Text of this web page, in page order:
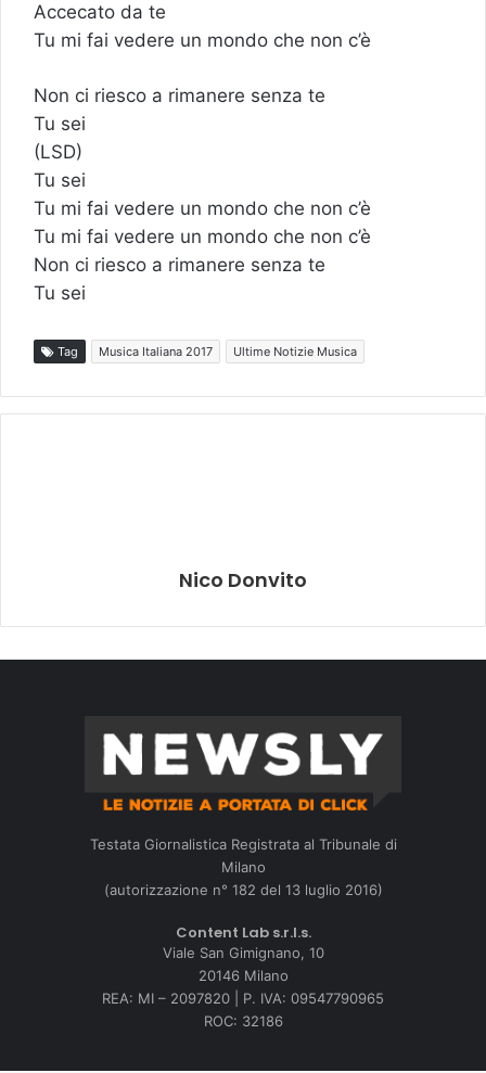
Accecato da te
Tu mi fai vedere un mondo che non c’è
Non ci riesco a rimanere senza te
Tu sei
(LSD)
Tu sei
Tu mi fai vedere un mondo che non c’è
Tu mi fai vedere un mondo che non c’è
Non ci riesco a rimanere senza te
Tu sei
Tag Musica Italiana 2017 Ultime Notizie Musica
Nico Donvito
Testata Giornalistica Registrata al Tribunale di
Milano
(autorizzazione n° 182 del 13 luglio 2016)
Content Lab s.r.l.s.
Viale San Gimignano, 10
20146 Milano
REA: MI – 2097820 | P. IVA: 09547790965
ROC: 32186